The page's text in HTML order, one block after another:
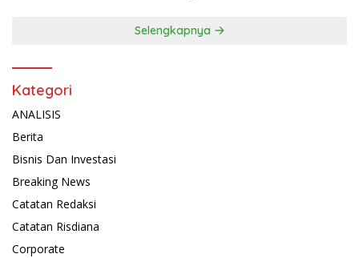
Selengkapnya
Kategori
ANALISIS
Berita
Bisnis Dan Investasi
Breaking News
Catatan Redaksi
Catatan Risdiana
Corporate